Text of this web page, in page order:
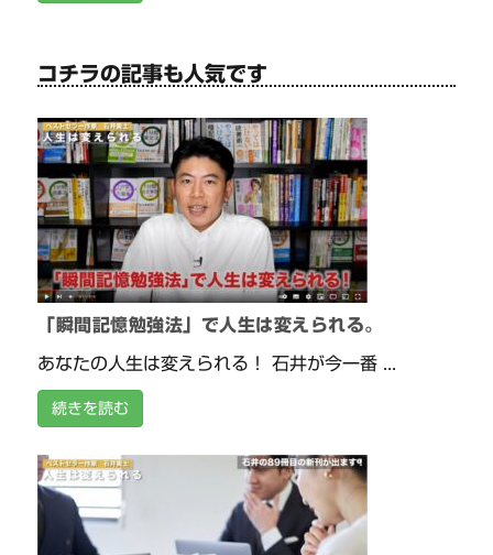
コチラの記事も人気です
「瞬間記憶勉強法」で人生は変えられる。
あなたの人生は変えられる！ 石井が今一番 ...
続きを読む